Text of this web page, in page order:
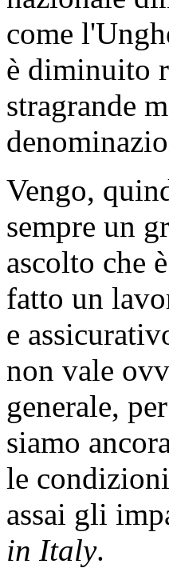
come
è diminuito
stragrande
Vengo,
sempre un
ascolto che
fatto un
e
non vale
generale,
siamo
le
assai gli
in Italy.